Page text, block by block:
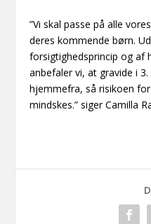
”Vi skal passe på alle
deres kommende børn.
forsigtighedsprincip og af
anbefaler vi, at gravide i
hjemmefra, så risikoen
mindskes.” siger Camilla